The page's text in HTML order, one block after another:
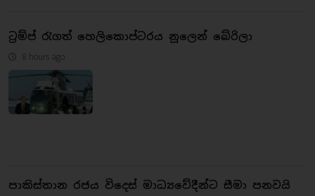
ට්‍රම්ප් රැගත් හෙලිකොප්ටරය නූලෙන් බේරිලා
8 hours ago
පාකිස්තාන රජය විදෙස් මාධ්‍යවේදීන්ට සීමා පනවයි